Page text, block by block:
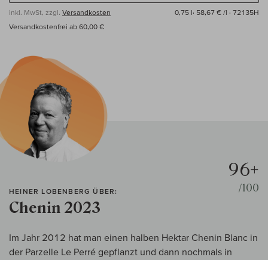
inkl. MwSt, zzgl. Versandkosten 0,75 l· 58,67 € /l · 72135H
Versandkostenfrei ab 60,00 €
HEINER LOBENBERG ÜBER:
Chenin 2023
96+
/100
Im Jahr 2012 hat man einen halben Hektar Chenin Blanc in
der Parzelle Le Perré gepflanzt und dann nochmals in